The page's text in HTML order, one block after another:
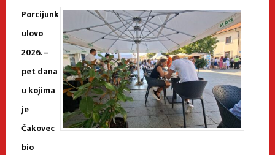
Porcijunk
ulovo
2026. –
pet dana
u kojima
je
Čakovec
bio